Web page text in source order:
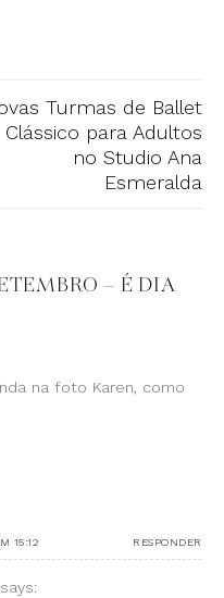
Turmas de Ballet
Clássico para Adultos
no Studio Ana
Esmeralda
– É DIA
na foto Karen, como
15:12 RESPONDER
says: